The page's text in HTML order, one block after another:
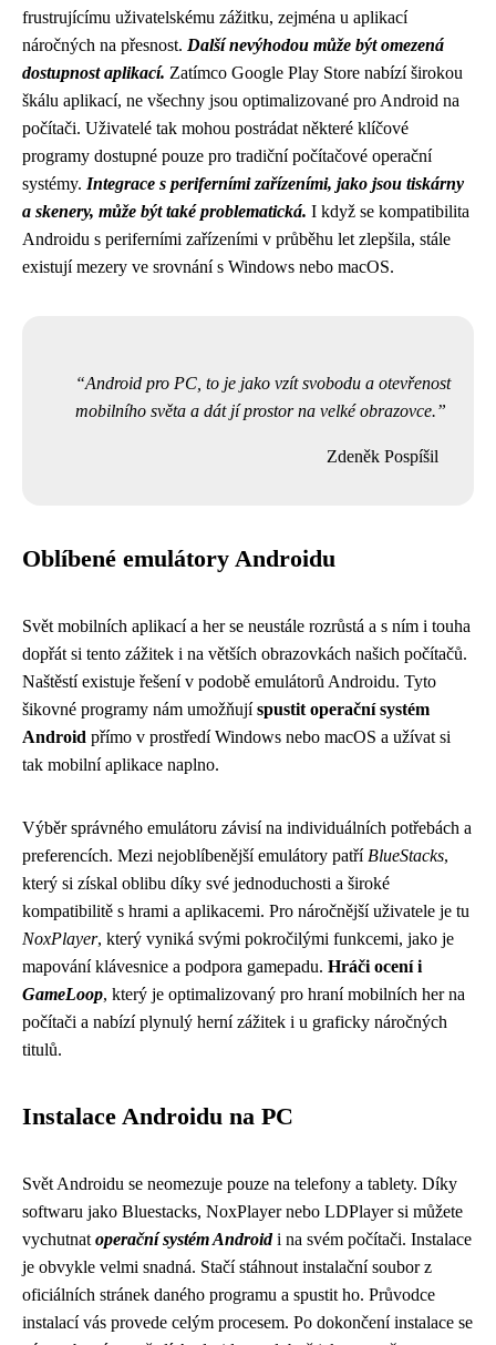
frustrujícímu uživatelskému zážitku, zejména u aplikací
náročných na přesnost. Další nevýhodou může být omezená
dostupnost aplikací. Zatímco Google Play Store nabízí širokou
škálu aplikací, ne všechny jsou optimalizované pro Android na
počítači. Uživatelé tak mohou postrádat některé klíčové
programy dostupné pouze pro tradiční počítačové operační
systémy. Integrace s periferními zařízeními, jako jsou tiskárny
a skenery, může být také problematická. I když se kompatibilita
Androidu s periferními zařízeními v průběhu let zlepšila, stále
existují mezery ve srovnání s Windows nebo macOS.
Android pro PC, to je jako vzít svobodu a otevřenost
mobilního světa a dát jí prostor na velké obrazovce.
Zdeněk Pospíšil
Oblíbené emulátory Androidu
Svět mobilních aplikací a her se neustále rozrůstá a s ním i touha
dopřát si tento zážitek i na větších obrazovkách našich počítačů.
Naštěstí existuje řešení v podobě emulátorů Androidu. Tyto
šikovné programy nám umožňujíspustit operační systém
Android přímo v prostředí Windows nebo macOS a užívat si
tak mobilní aplikace naplno.
Výběr správného emulátoru závisí na individuálních potřebách a
preferencích. Mezi nejoblíbenější emulátory patří BlueStacks,
který si získal oblibu díky své jednoduchosti a široké
kompatibilitě s hrami a aplikacemi. Pro náročnější uživatele je tu
NoxPlayer, který vyniká svými pokročilými funkcemi, jako je
mapování klávesnice a podpora gamepadu. Hráči ocení i
GameLoop, který je optimalizovaný pro hraní mobilních her na
počítači a nabízí plynulý herní zážitek i u graficky náročných
titulů.
Instalace Androidu na PC
Svět Androidu se neomezuje pouze na telefony a tablety. Díky
softwaru jako Bluestacks, NoxPlayer nebo LDPlayer si můžete
vychutnat operační systém Androidi na svém počítači. Instalace
je obvykle velmi snadná. Stačí stáhnout instalační soubor z
oficiálních stránek daného programu a spustit ho. Průvodce
instalací vás provede celým procesem. Po dokončení instalace se